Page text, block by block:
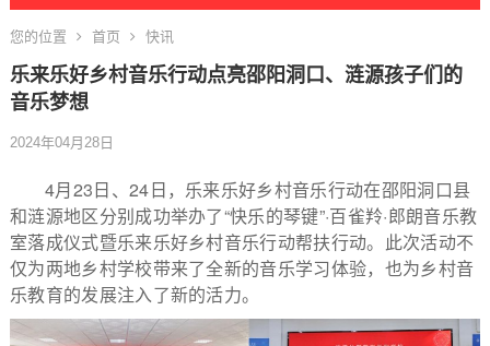
您的位置 首页 快讯
乐来乐好乡村音乐行动点亮邵阳洞口、涟源孩子们的
音乐梦想
2024年04月28日
4月23日、24日，乐来乐好乡村音乐行动在邵阳洞口县
和涟源地区分别成功举办了“快乐的琴键”·百雀羚·郎朗音乐教
室落成仪式暨乐来乐好乡村音乐行动帮扶行动。此次活动不
仅为两地乡村学校带来了全新的音乐学习体验，也为乡村音
乐教育的发展注入了新的活力。